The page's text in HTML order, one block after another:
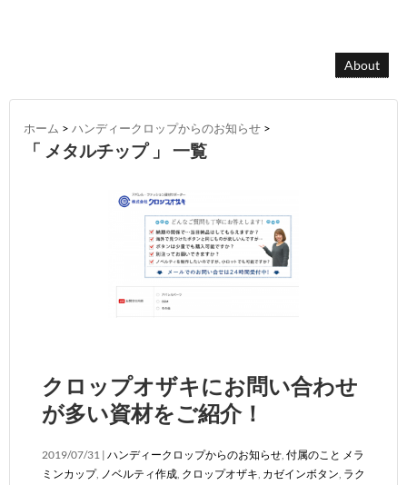
About
ホーム > ハンディークロップからのお知らせ >
「 メタルチップ 」 一覧
クロップオザキにお問い合わせ
が多い資材をご紹介！
2019/07/31 | ハンディークロップからのお知らせ, 付属のこと メラ
ミンカップ, ノベルティ作成, クロップオザキ, カゼインボタン, ラク